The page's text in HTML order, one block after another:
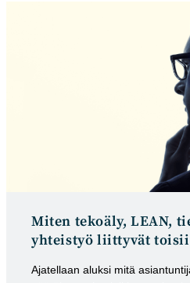
Miten tekoäly, LEAN,
yhteistyö liittyvät
Ajatellaan aluksi mitä